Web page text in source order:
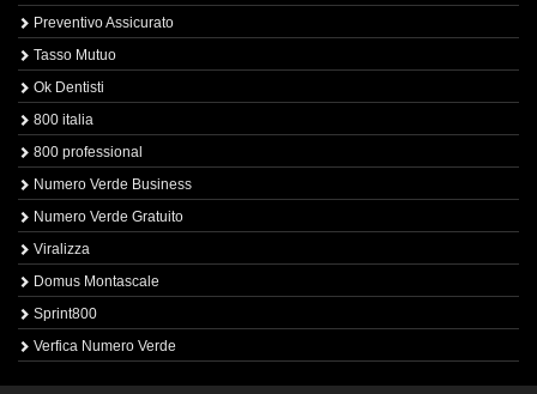
Preventivo Assicurato
Tasso Mutuo
Ok Dentisti
800 italia
800 professional
Numero Verde Business
Numero Verde Gratuito
Viralizza
Domus Montascale
Sprint800
Verfica Numero Verde